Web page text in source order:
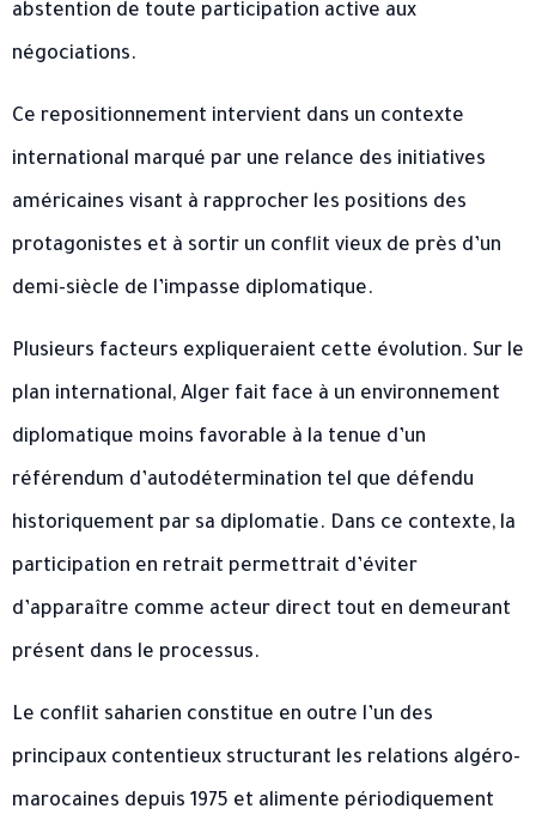
abstention de toute participation active aux
négociations.
Ce repositionnement intervient dans un contexte
international marqué par une relance des initiatives
américaines visant à rapprocher les positions des
protagonistes et à sortir un conflit vieux de près d’un
demi-siècle de l’impasse diplomatique.
Plusieurs facteurs expliqueraient cette évolution. Sur le
plan international, Alger fait face à un environnement
diplomatique moins favorable à la tenue d’un
référendum d’autodétermination tel que défendu
historiquement par sa diplomatie. Dans ce contexte, la
participation en retrait permettrait d’éviter
d’apparaître comme acteur direct tout en demeurant
présent dans le processus.
Le conflit saharien constitue en outre l’un des
principaux contentieux structurant les relations algéro-
marocaines depuis 1975 et alimente périodiquement